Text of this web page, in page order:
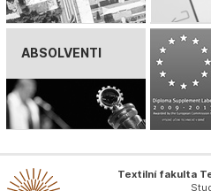
ABSOLVENTI
Textilní fakulta